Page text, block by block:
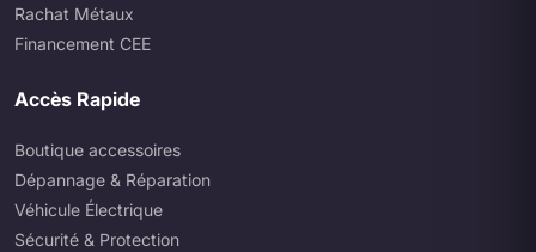
Rachat Métaux
Financement CEE
Accès Rapide
Boutique accessoires
Dépannage & Réparation
Véhicule Électrique
Sécurité & Protection